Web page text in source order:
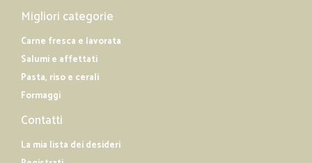
Migliori categorie
Carne fresca e lavorata
Salumi e affettati
Pasta, riso e cerali
Formaggi
Contatti
La mia lista dei desideri